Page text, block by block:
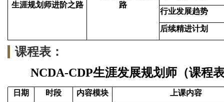
生涯规划师进阶之路
路
行业发展趋势
后续精进计划
课程表：
NCDA-CDP生涯发展规划师（课程
日期 时段 内容模块 上课内容